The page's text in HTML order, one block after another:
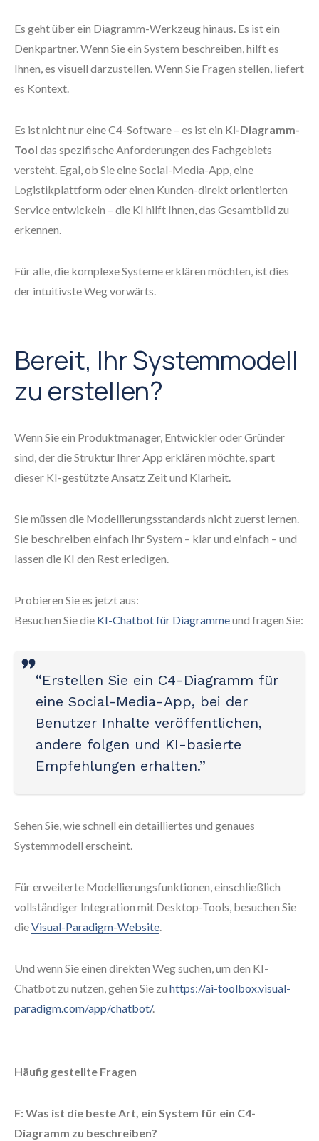
Es geht über ein Diagramm-Werkzeug hinaus. Es ist ein
Denkpartner. Wenn Sie ein System beschreiben, hilft es
Ihnen, es visuell darzustellen. Wenn Sie Fragen stellen, liefert
es Kontext.
Es ist nicht nur eine C4-Software – es ist ein KI-Diagramm-
Tool das spezifische Anforderungen des Fachgebiets
versteht. Egal, ob Sie eine Social-Media-App, eine
Logistikplattform oder einen Kunden-direkt orientierten
Service entwickeln – die KI hilft Ihnen, das Gesamtbild zu
erkennen.
Für alle, die komplexe Systeme erklären möchten, ist dies
der intuitivste Weg vorwärts.
Bereit, Ihr Systemmodell
zu erstellen?
Wenn Sie ein Produktmanager, Entwickler oder Gründer
sind, der die Struktur Ihrer App erklären möchte, spart
dieser KI-gestützte Ansatz Zeit und Klarheit.
Sie müssen die Modellierungsstandards nicht zuerst lernen.
Sie beschreiben einfach Ihr System – klar und einfach – und
lassen die KI den Rest erledigen.
Probieren Sie es jetzt aus:
Besuchen Sie die KI-Chatbot für Diagrammeund fragen Sie:
“Erstellen Sie ein C4-Diagramm für
eine Social-Media-App, bei der
Benutzer Inhalte veröffentlichen,
andere folgen und KI-basierte
Empfehlungen erhalten.”
Sehen Sie, wie schnell ein detailliertes und genaues
Systemmodell erscheint.
Für erweiterte Modellierungsfunktionen, einschließlich
vollständiger Integration mit Desktop-Tools, besuchen Sie
dieVisual-Paradigm-Website.
Und wenn Sie einen direkten Weg suchen, um den KI-
Chatbot zu nutzen, gehen Sie zu https://ai-toolbox.visual-
paradigm.com/app/chatbot/.
Häufig gestellte Fragen
F: Was ist die beste Art, ein System für ein C4-
Diagramm zu beschreiben?